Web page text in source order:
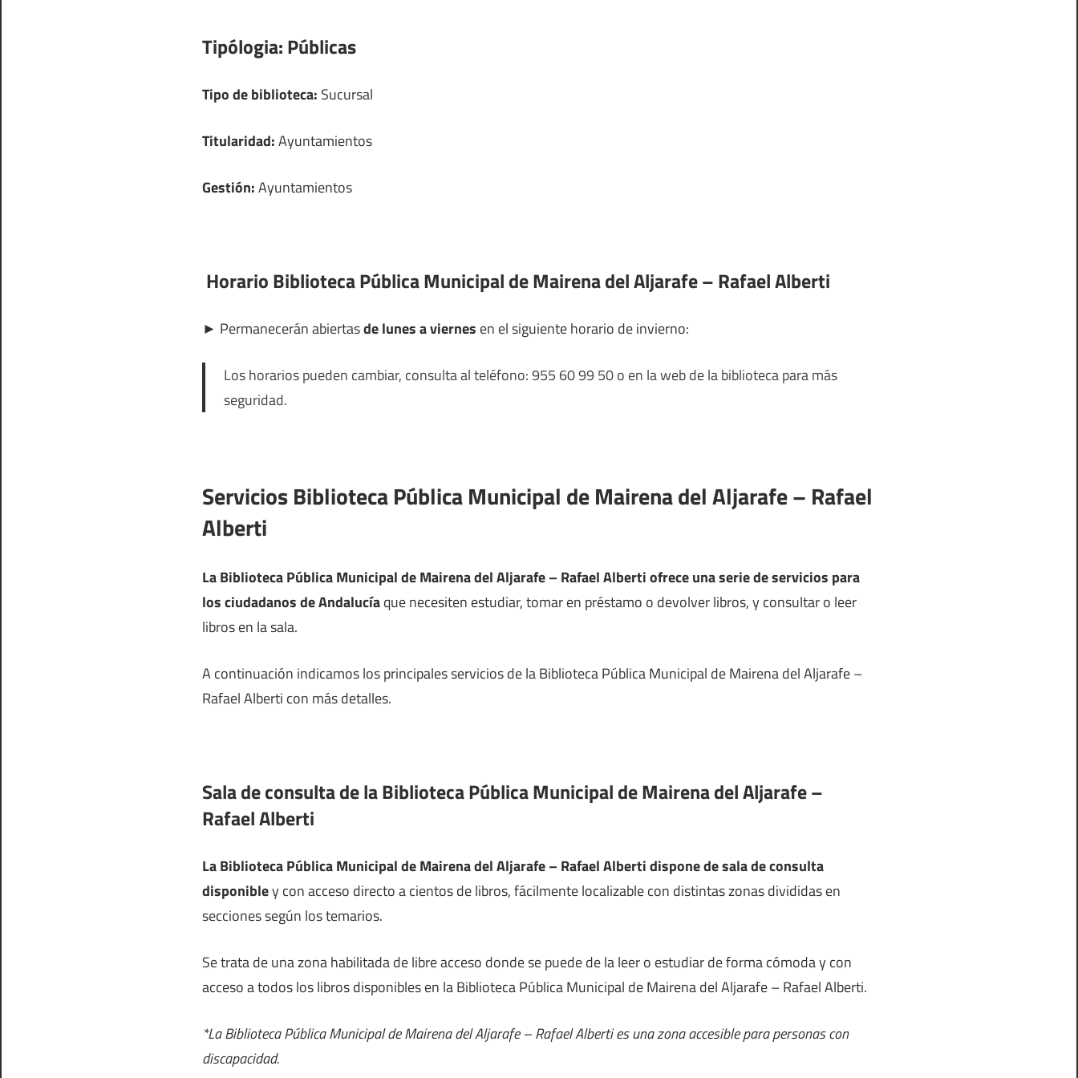
Tipólogia:Públicas
Tipo de biblioteca: Sucursal
Titularidad:Ayuntamientos
Gestión:Ayuntamientos
Horario Biblioteca Pública Municipal de Mairena del Aljarafe – Rafael Alberti
► Permanecerán abiertasde lunes a viernes en el siguiente horario de invierno:
Los horarios pueden cambiar, consulta al teléfono: 955 60 99 50 o en la web de la biblioteca para más
seguridad.
Servicios Biblioteca Pública Municipal de Mairena del Aljarafe – Rafael
Alberti
La Biblioteca Pública Municipal de Mairena del Aljarafe – Rafael Alberti ofrece una serie de servicios para
los ciudadanos de Andalucíaque necesiten estudiar, tomar en préstamo o devolver libros, y consultar o leer
libros en la sala.
A continuación indicamos los principales servicios de la Biblioteca Pública Municipal de Mairena del Aljarafe –
Rafael Alberti con más detalles.
Sala de consulta de la Biblioteca Pública Municipal de Mairena del Aljarafe –
Rafael Alberti
La Biblioteca Pública Municipal de Mairena del Aljarafe – Rafael Alberti dispone de sala de consulta
disponibley con acceso directo a cientos de libros, fácilmente localizable con distintas zonas divididas en
secciones según los temarios.
Se trata de una zona habilitada de libre acceso donde se puede de la leer o estudiar de forma cómoda y con
acceso a todos los libros disponibles en la Biblioteca Pública Municipal de Mairena del Aljarafe – Rafael Alberti.
*La Biblioteca Pública Municipal de Mairena del Aljarafe – Rafael Alberti es una zona accesible para personas con
discapacidad.